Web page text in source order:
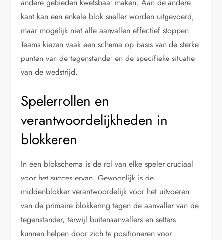
andere gebieden kwetsbaar maken. Aan de andere
kant kan een enkele blok sneller worden uitgevoerd,
maar mogelijk niet alle aanvallen effectief stoppen.
Teams kiezen vaak een schema op basis van de sterke
punten van de tegenstander en de specifieke situatie
van de wedstrijd.
Spelerrollen en
verantwoordelijkheden in
blokkeren
In een blokschema is de rol van elke speler cruciaal
voor het succes ervan. Gewoonlijk is de
middenblokker verantwoordelijk voor het uitvoeren
van de primaire blokkering tegen de aanvaller van de
tegenstander, terwijl buitenaanvallers en setters
kunnen helpen door zich te positioneren voor